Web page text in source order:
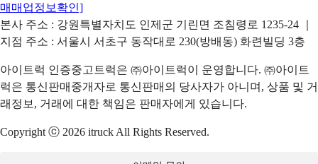
매매업정보확인]
본사 주소 : 강원특별자치도 인제군 기린면 조침령로 1235-24 ｜
지점 주소 : 서울시 서초구 동작대로 230(방배동) 화련빌딩 3층
아이트럭 인증중고트럭은 ㈜아이트럭이 운영합니다. ㈜아이트
럭은 통신판매중개자로 통신판매의 당사자가 아니며, 상품 및 거
래정보, 거래에 대한 책임은 판매자에게 있습니다.
Copyright ⓒ 2026 itruck All Rights Reserved.